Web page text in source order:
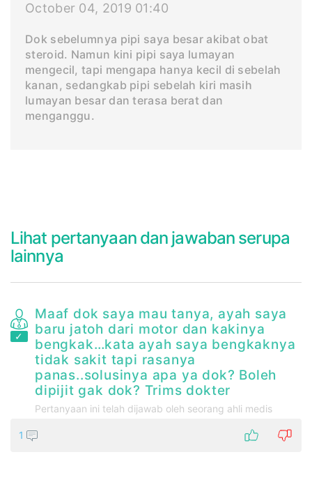
October 04, 2019 01:40
Dok sebelumnya pipi saya besar akibat obat
steroid. Namun kini pipi saya lumayan
mengecil, tapi mengapa hanya kecil di sebelah
kanan, sedangkab pipi sebelah kiri masih
lumayan besar dan terasa berat dan
menganggu.
Lihat pertanyaan dan jawaban serupa
lainnya
Maaf dok saya mau tanya, ayah saya
baru jatoh dari motor dan kakinya
bengkak…kata ayah saya bengkaknya
tidak sakit tapi rasanya
panas..solusinya apa ya dok? Boleh
dipijit gak dok? Trims dokter
Pertanyaan ini telah dijawab oleh seorang ahli medis
1